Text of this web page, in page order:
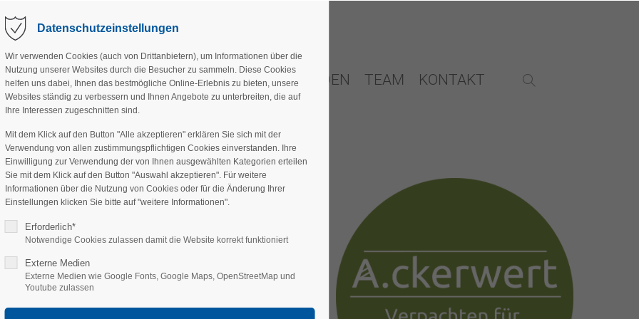
ANGEBOT VEREIN PROJEKTE SPENDEN TEAM KONTAKT
reine Produktionsflächen oder Mittel
können. Sie sind Lebens- und
Wildtiere. Sie sind für die
maßgeblich und immer auch
von landwirtschaftlichen Flächen
Datenschutzeinstellungen
Wir verwenden Cookies (auch von Drittanbietern), um Informationen über die
Nutzung unserer Websites durch die Besucher zu sammeln. Diese Cookies
helfen uns dabei, Ihnen das bestmögliche Online-Erlebnis zu bieten, unsere
Websites ständig zu verbessern und Ihnen Angebote zu unterbreiten, die auf
Ihre Interessen zugeschnitten sind.
Mit dem Klick auf den Button "Alle akzeptieren" erklären Sie sich mit der
Verwendung von allen zustimmungspflichtigen Cookies einverstanden. Ihre
Einwilligung zur Verwendung der von Ihnen ausgewählten Kategorien erteilen
Sie mit dem Klick auf den Button "Auswahl akzeptieren". Für weitere
Informationen über die Nutzung von Cookies oder für die Änderung Ihrer
Einstellungen klicken Sie bitte auf "weitere Informationen".
Erforderlich*
Notwendige Cookies zulassen damit die Website korrekt funktioniert
Externe Medien
Externe Medien wie Google Fonts, Google Maps, OpenStreetMap und
Youtube zulassen